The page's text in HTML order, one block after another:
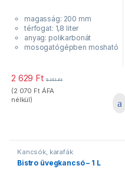
magasság: 200 mm
térfogat: 1,8 liter
anyag: polikarbonát
mosogatógépben mosható
2 629 Ft 5 141Ft
(2 070 FtÁFA
nélkül)
Kancsók, karafák
Bistro üvegkancsó – 1 L